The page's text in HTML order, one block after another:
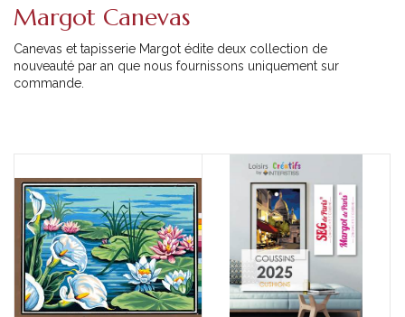
Margot Canevas
Canevas et tapisserie Margot édite deux collection de
nouveauté par an que nous fournissons uniquement sur
commande.